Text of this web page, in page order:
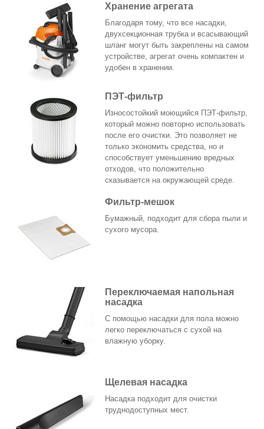
Хранение агрегата
Благодаря тому, что все насадки,
двухсекционная трубка и всасывающий
шланг могут быть закреплены на самом
устройстве, агрегат очень компактен и
удобен в хранении.
ПЭТ-фильтр
Износостойкий моющийся ПЭТ-фильтр,
который можно повторно использовать
после его очистки. Это позволяет не
только экономить средства, но и
способствует уменьшению вредных
отходов, что положительно
сказывается на окружающей среде.
Фильтр-мешок
Бумажный, подходит для сбора пыли и
сухого мусора.
Переключаемая напольная
насадка
С помощью насадки для пола можно
легко переключаться с сухой на
влажную уборку.
Щелевая насадка
Насадка подходит для очистки
труднодоступных мест.